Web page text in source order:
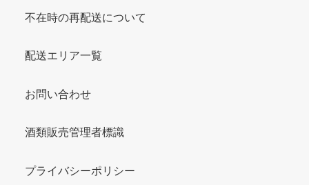
不在時の再配送について
配送エリア一覧
お問い合わせ
酒類販売管理者標識
プライバシーポリシー